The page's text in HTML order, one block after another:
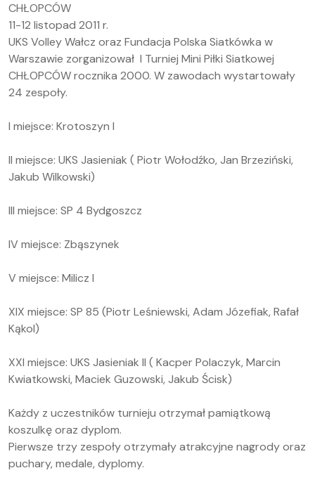
CHŁOPCÓW
11-12 listopad 2011 r.
UKS Volley Wałcz oraz Fundacja Polska Siatkówka w
Warszawie zorganizował I Turniej Mini Piłki Siatkowej
CHŁOPCÓW rocznika 2000. W zawodach wystartowały
24 zespoły.
I miejsce: Krotoszyn I
II miejsce: UKS Jasieniak ( Piotr Wołodźko, Jan Brzeziński,
Jakub Wilkowski)
III miejsce: SP 4 Bydgoszcz
IV miejsce: Zbąszynek
V miejsce: Milicz I
XIX miejsce: SP 85 (Piotr Leśniewski, Adam Józefiak, Rafał
Kąkol)
XXI miejsce: UKS Jasieniak II ( Kacper Polaczyk, Marcin
Kwiatkowski, Maciek Guzowski, Jakub Ścisk)
Każdy z uczestników turnieju otrzymał pamiątkową
koszulkę oraz dyplom.
Pierwsze trzy zespoły otrzymały atrakcyjne nagrody oraz
puchary, medale, dyplomy.